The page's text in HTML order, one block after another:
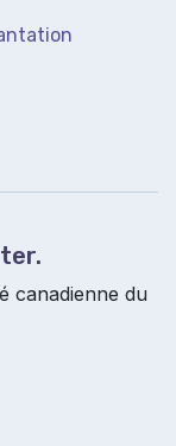
canadienne du